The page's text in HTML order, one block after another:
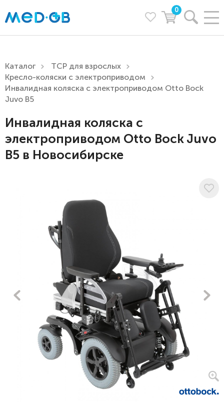
0
Каталог
ТСР для взрослых
Кресло-коляски с электроприводом
Инвалидная коляска с электроприводом Otto Bock
Juvo B5
Инвалидная коляска с
электроприводом Otto Bock Juvo
B5 в Новосибирске